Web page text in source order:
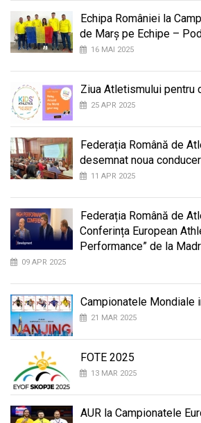
Echipa României la
de Marș pe Echipe –
16 MAI 2025
Ziua Atletismului pentru
25 APR 2025
Federația Română de
desemnat noua
11 APR 2025
Federația Română de
Conferința European
Performance” de la
09 APR 2025
Campionatele Mondiale
21 MAR 2025
FOTE 2025
13 MAR 2025
AUR la Campionatele